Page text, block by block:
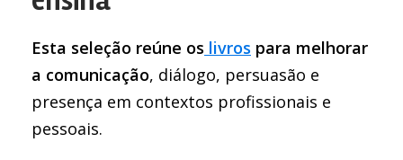
Esta seleção reúne os livros para melhorar
a comunicação, diálogo, persuasão e
presença em contextos profissionais e
pessoais.